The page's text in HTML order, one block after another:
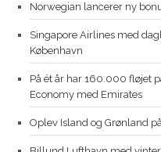
Norwegian lancerer ny
Singapore Airlines med
København
På ét år har 160.000 fløjet
Economy med Emirates
Oplev Island og Grønland